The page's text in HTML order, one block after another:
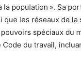
population ». Sa
les réseaux de la
spéciaux du
du travail,